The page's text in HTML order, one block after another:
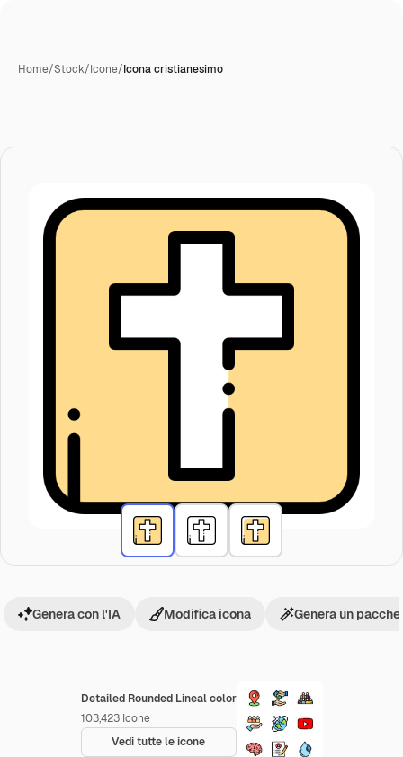
Home/Stock/Icone/Icona cristianesimo
Detailed Rounded Lineal color
103,423 Icone
Vedi tutte le icone
Genera con l'IA Modifica icona Genera un